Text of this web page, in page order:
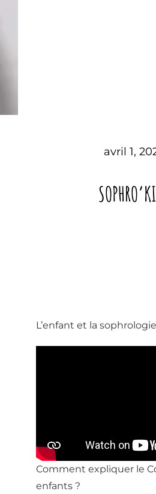
avril 1,
L’enfant et la
Comment expliquer le
enfants ?